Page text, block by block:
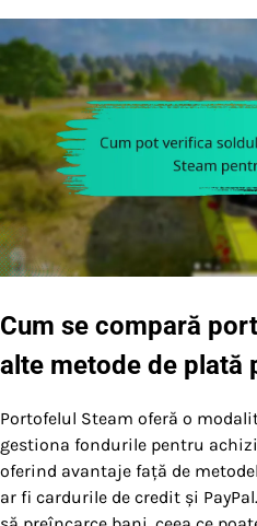
Cum se compară
alte metode de plată
Portofelul Steam oferă o
gestiona fondurile pentru
oferind avantaje față de
ar fi cardurile de credit și